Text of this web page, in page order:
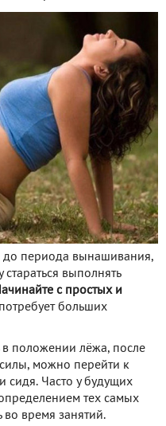
до периода вынашивания,
стараться выполнять
с простых и
больших
в положении лёжа, после
силы, можно перейти к
сидя. Часто у будущих
тех самых
время занятий.